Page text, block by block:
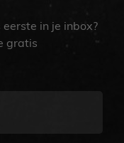
in je inbox?
gratis